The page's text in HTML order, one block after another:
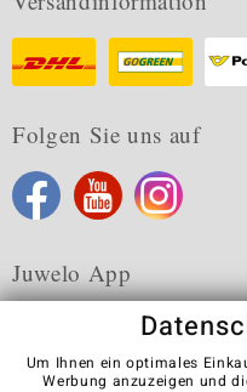
Folgen Sie uns auf
Juwelo App
Um Ihnen ein optimales
Werbung anzuzeigen und